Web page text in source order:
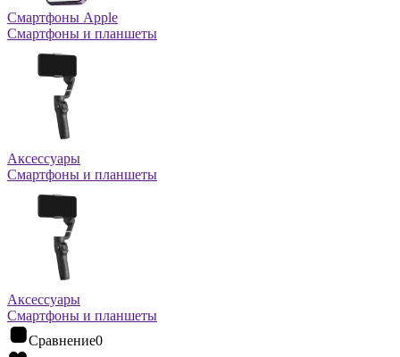
Смартфоны Apple
Смартфоны и планшеты
Аксессуары
Смартфоны и планшеты
Аксессуары
Смартфоны и планшеты
Сравнение0